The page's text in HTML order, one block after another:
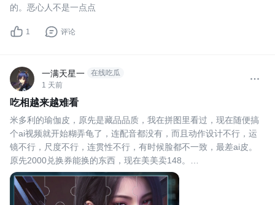
的。恶心人不是一点点
1 评论
一满天星一 在线吃瓜
1 天前
吃相越来越难看
米多利的瑜伽皮，原先是藏品品质，我在拼图里看过，现在随便搞
个ai视频就开始糊弄龟了，连配音都没有，而且动作设计不行，运
镜不行，尺度不行，连贯性不行，有时候脸都不一致，最差ai皮。
原先2000兑换券能换的东西，现在美美卖148。
玛维兹用的还是老剧情的建模，和登录cg相差极大，相比之下丑成
鬼，这游戏到头了，别充钱，真是什么牛鬼蛇神都来了